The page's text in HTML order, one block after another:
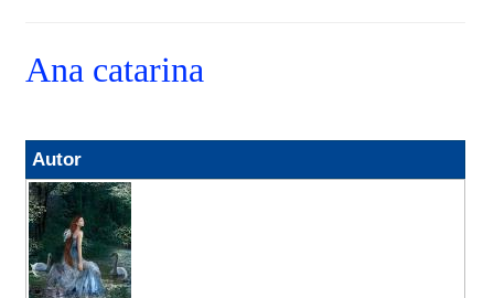
Ana catarina
Autor